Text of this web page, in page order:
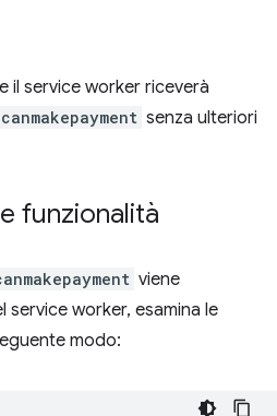
il service worker riceverà
canmakepayment senza ulteriori
funzionalità
viene
worker, esamina le
modo: